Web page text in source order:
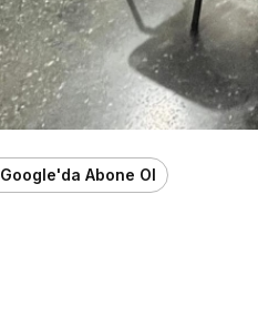
Google'da Abone Ol